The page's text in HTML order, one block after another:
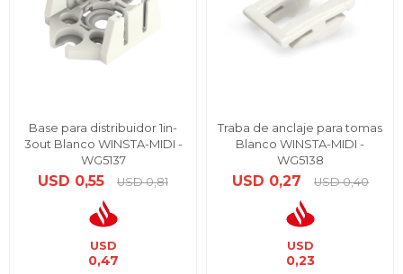
Base para distribuidor 1in-
3out Blanco WINSTA-MIDI -
WG5137
USD 0,55 USD 0,81
USD
0,47
Traba de anclaje para tomas
Blanco WINSTA-MIDI -
WG5138
USD 0,27 USD 0,40
USD
0,23